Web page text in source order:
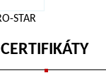
CERTIFIKÁTY